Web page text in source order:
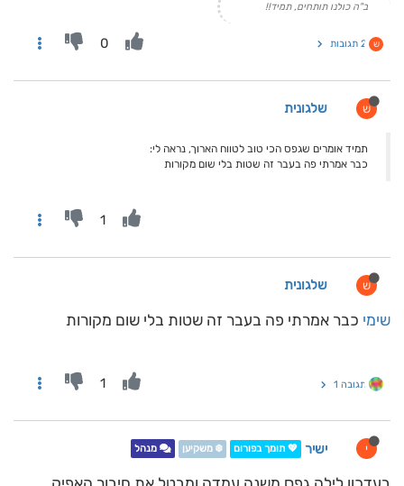
ב"ה כולנו תותחים, תמיד!!
ש 2 תגובות 0
ש שלגונית
תמיד אומרים שגפס הכי טוב לטווח הארוך, נראה לי:
כבר אמרתי פה בעבר זה שטות בלי שום מקורות
1
ש שלגונית
שימי כבר אמרתי פה בעבר זה שטות בלי שום מקורות
תגובה 1 1
י ישיר 💖 תומך בפורום ❄️ משקיען מנהל